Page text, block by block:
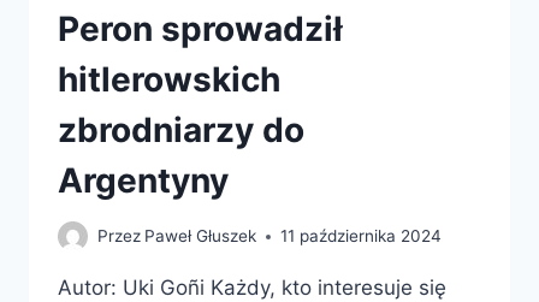
Peron sprowadził
hitlerowskich
zbrodniarzy do
Argentyny
Przez Paweł Głuszek 11 października 2024
Autor: Uki Goñi Każdy, kto interesuje się